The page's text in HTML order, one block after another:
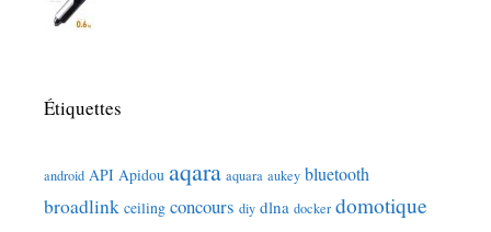
Étiquettes
android API Apidou aqara aquara aukey bluetooth
broadlink ceiling concours diy dlna docker domotique